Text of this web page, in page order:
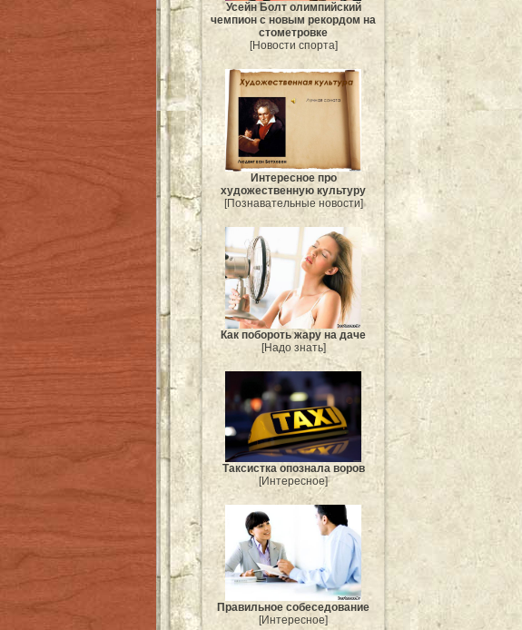
Усейн Болт олимпийский
чемпион с новым рекордом на
стометровке
[Новости спорта]
Интересное про
художественную культуру
[Познавательные новости]
Как побороть жару на даче
[Надо знать]
Таксистка опознала воров
[Интересное]
Правильное собеседование
[Интересное]